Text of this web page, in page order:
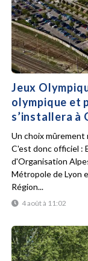
Jeux
olympique et
s’installera à
4 août à 11:02
Un choix mûrement
C'est donc officiel :
d'Organisation
Métropole de Lyon
Région...